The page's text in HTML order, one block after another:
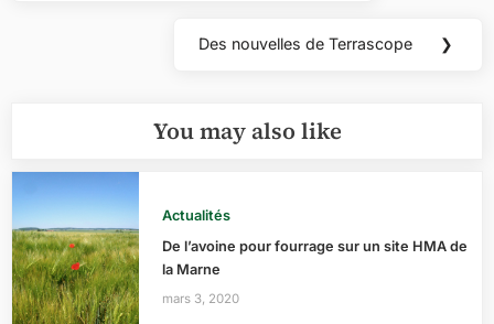
Next
Des nouvelles de Terrascope ❯
You may also like
Actualités
De l’avoine pour fourrage sur un site HMA de
la Marne
mars 3, 2020